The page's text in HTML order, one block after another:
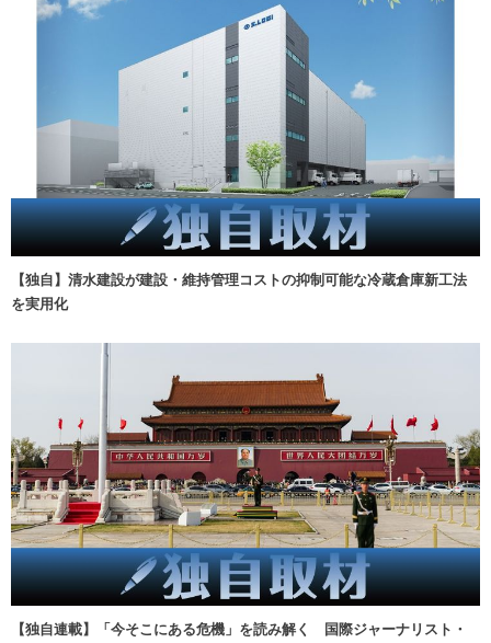
【独自】清水建設が建設・維持管理コストの抑制可能な冷蔵倉庫新工法
を実用化
【独自連載】「今そこにある危機」を読み解く 国際ジャーナリスト・